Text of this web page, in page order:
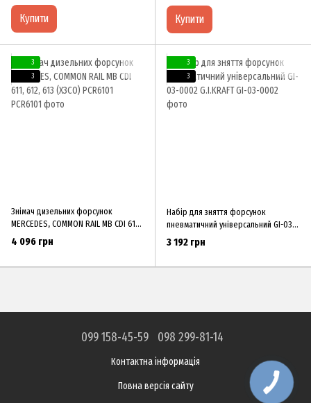
Купити Купити
3
3
Знімач дизельних форсунок
MERCEDES, COMMON RAIL MB CDI 611,
612, 613 (ХЗСО) PCR6101
4 096 грн
3
3
Набір для зняття форсунок
пневматичний універсальний GI-03-
0002 G.I.KRAFT
3 192 грн
099 158-45-59 098 299-81-14
Контактна інформація
Повна версія сайту